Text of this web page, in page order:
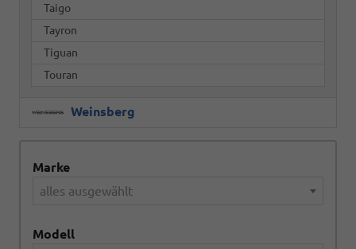
Taigo
Tayron
Tiguan
Touran
Weinsberg
Marke
alles ausgewählt
Modell